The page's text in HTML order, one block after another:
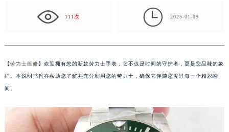
111次  2025-01-09
【劳力士维修】欢迎拥有您的新款劳力士手表，它不仅是时间的守护者，更是您品味的象
征。本说明书旨在帮助您了解并充分利用您的劳力士，确保它伴随您度过每一个精彩瞬
间。